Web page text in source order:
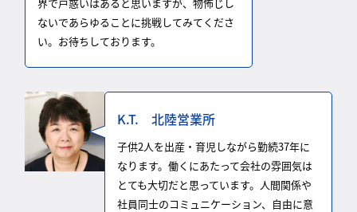
ないであらゆることに挑戦してみてくださ
い。お待ちしております。
K.T. 北陸営業所
子供2人を出産・育児しながら勤続37年に
なります。働くにあたって会社の雰囲気は
とても大切だと思っています。人間関係や
社員同士のコミュニケーション、自由に意